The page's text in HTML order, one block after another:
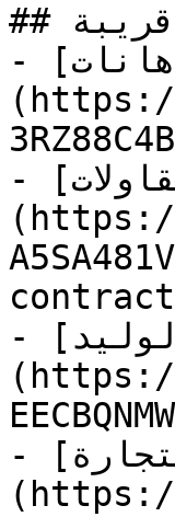
## معارض قريبة
- [مؤسسة ابداع الضمان للدهانات]
(https://
- [مؤسسة ابراهيم حسين العبدالكريم للمقاولات]
(https://
- [الروضة - خالد بن الوليد]
(https://
- [مؤسسة حصة مصيبيح الدوسري للتجارة]
(https://